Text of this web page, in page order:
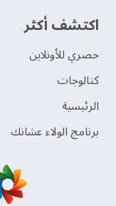
اكتشف أكثر
حصري للأونلاين
‫كتالوجات‬
الرئيسية
برنامج الولاء عشانك